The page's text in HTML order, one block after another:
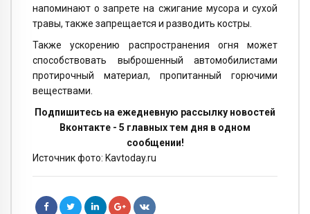
напоминают о запрете на сжигание мусора и сухой
травы, также запрещается и разводить костры.
Также ускорению распространения огня может
способствовать выброшенный автомобилистами
протирочный материал, пропитанный горючими
веществами.
Подпишитесь на ежедневную рассылку новостей
Вконтакте - 5 главных тем дня в одном
сообщении!
Источник фото: Kavtoday.ru